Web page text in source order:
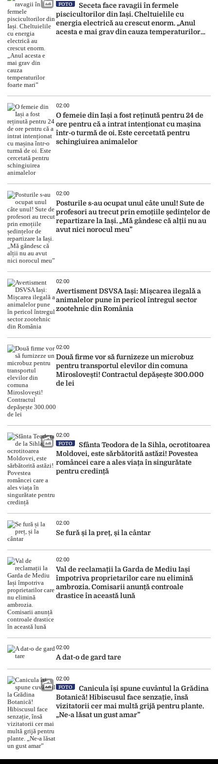
FOTO
Seceta face ravagii în fermele
piscicultorilor din Iași. Cheltuielile cu
energia electrică au crescut enorm. „Anul
acesta e mai grav din cauza temperaturilor
02:00
O femeie din Iași a fost reținută pentru 24 de
ore pentru că a intrat intenționat cu mașina
într-o turmă de oi. Este cercetată pentru
schingiuirea animalelor
02:00
Posturile s-au ocupat unul câte unul! Sute de
profesori au trecut prin emoțiile ședințelor de
repartizare la Iași. „Mă gândesc că alții nu au
avut nici norocul meu”
02:00
Avertisment DSVSA Iași: Mișcarea ilegală a
animalelor pune în pericol întregul sector
zootehnic din România
02:00
Două firme vor să furnizeze un microbuz
pentru transportul elevilor din comuna
Miroslovești! Contractul depășește 300.000
de lei
02:00
FOTO
Sfânta Teodora de la Sihla, ocrotitoarea
Moldovei, este sărbătorită astăzi! Povestea
româncei care a ales viața în singurătate
pentru credință
02:00
Se fură și la preț, și la cântar
02:00
Val de reclamații la Garda de Mediu Iași
împotriva proprietarilor care nu elimină
ambrozia. Comisarii anunță controale
drastice în această lună
02:00
A dat-o de gard tare
02:00
FOTO
Canicula își spune cuvântul la Grădina
Botanică! Hibiscusul face senzație, însă
vizitatorii cer mai multă grijă pentru plante.
„Ne-a lăsat un gust amar”